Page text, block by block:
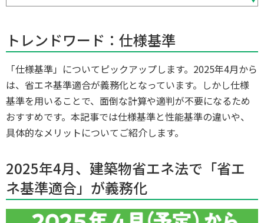
トレンドワード：仕様基準
「仕様基準」についてピックアップします。2025年4月から
は、省エネ基準適合が義務化となっています。しかし仕様
基準を用いることで、面倒な計算や適判が不要になるため
おすすめです。本記事では仕様基準と性能基準の違いや、
具体的なメリットについてご紹介します。
2025年4月、建築物省エネ法で「省エ
ネ基準適合」が義務化